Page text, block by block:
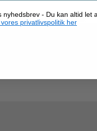
har
benarbejdet og finder
- Du kan altid let
privatlivspolitik her